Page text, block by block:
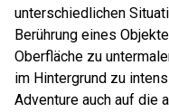
unterschiedlichen
Berührung eines
Oberfläche zu
im Hintergrund zu
Adventure auch auf die